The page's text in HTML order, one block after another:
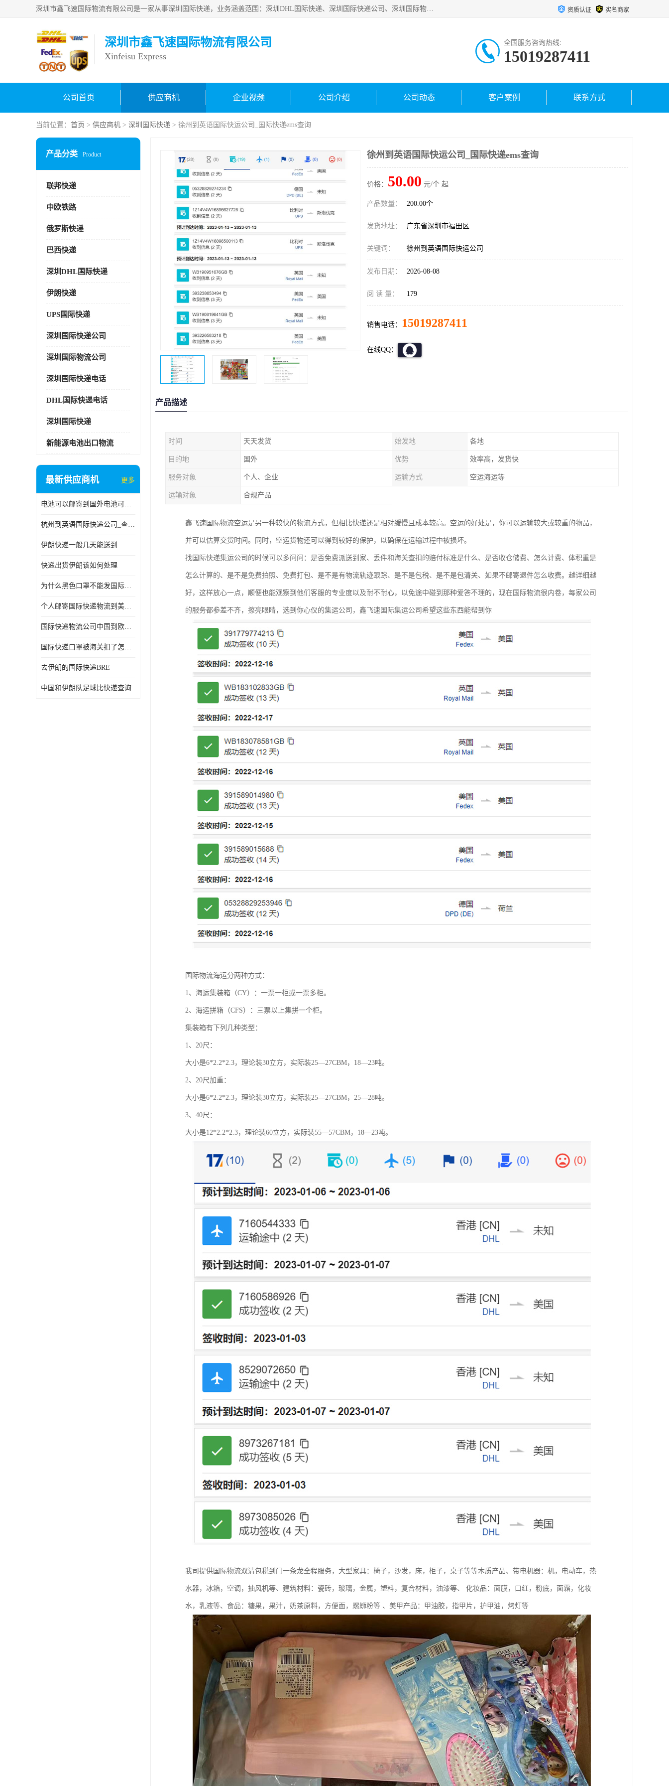
深圳市鑫飞速国际物流有限公司是一家从事深圳国际快递，业务涵盖范围：深圳DHL国际快递、深圳国际快递公司、深圳国际物流公司、深圳国际快递、深圳DHL国际快递电话可拨打全国服务热线：15019287411。欢迎各位亲来人来电到我司洽谈合作。 资质认证 实名商家
深圳市鑫飞速国际物流有限公司
Xinfeisu Express
全国服务咨询热线:
15019287411
公司首页 供应商机 企业视频 公司介绍 公司动态 客户案例 联系方式
当前位置： 首页 > 供应商机 > 深圳国际快递 > 徐州到英语国际快运公司_国际快递ems查询
产品分类 Product
联邦快递
中欧铁路
俄罗斯快递
巴西快递
深圳DHL国际快递
伊朗快递
UPS国际快递
深圳国际快递公司
深圳国际物流公司
深圳国际快递电话
DHL国际快递电话
深圳国际快递
新能源电池出口物流
最新供应商机 更多
电池可以邮寄到国外电池可以发国际物流手机电池可以邮寄到国外
杭州到英语国际快递公司_查国际快递
伊朗快递一般几天能送到
快递出货伊朗该如何处理
为什么黑色口罩不能发国际快递 国际寄口罩快递需要填写信息
个人邮寄国际快递物流到美加墨西哥英国比利时荷兰波兰意大利
国际快递物流公司中国到欧洲英国法国德国能寄铁路空运海运
国际快递口罩被海关扣了怎么办
去伊朗的国际快递BRE
中国和伊朗队足球比快递查询
徐州到英语国际快运公司_国际快递ems查询
价格： 50.00 元/个 起
产品数量： 200.00个
发货地址： 广东省深圳市福田区
关键词： 徐州到英语国际快运公司
发布日期： 2026-08-08
阅 读 量： 179
销售电话： 15019287411
在线QQ：
产品描述
时间 天天发货 始发地 各地
目的地 国外 优势 效率高，发货快
服务对象 个人、企业 运输方式 空运海运等
运输对象 合规产品
鑫飞速国际物流空运是另一种较快的物流方式，但相比快递还是相对缓慢且成本较高。空运的好处是，你可以运输较大或较重的物品，
并可以估算交货时间。同时，空运货物还可以得到较好的保护，以确保在运输过程中被损坏。
找国际快递集运公司的时候可以多问问：是否免费派送到家、丢件和海关查扣的赔付标准是什么、是否收仓储费、怎么计费、体积重是
怎么计算的、是不是免费拍照、免费打包、是不是有物流轨迹跟踪、是不是包税、是不是包清关、如果不邮寄退件怎么收费。越详细越
好，这样放心一点，顺便也能观察到他们客服的专业度以及耐不耐心，以免途中碰到那种爱答不理的，现在国际物流很内卷，每家公司
的服务都参差不齐，擦亮眼睛，选到你心仪的集运公司，鑫飞速国际集运公司希望这些东西能帮到你
国际物流海运分两种方式：
1、海运集装箱（CY）：一票一柜或一票多柜。
2、海运拼箱（CFS）：三票以上集拼一个柜。
集装箱有下列几种类型：
1、20尺：
大小是6*2.2*2.3，理论装30立方，实际装25—27CBM，18—23吨。
2、20尺加重：
大小是6*2.2*2.3，理论装30立方，实际装25—27CBM，25—28吨。
3、40尺：
大小是12*2.2*2.3，理论装60立方，实际装55—57CBM，18—23吨。
我司提供国际物流双清包税到门一条龙全程服务，大型家具：椅子，沙发，床，柜子，桌子等等木质产品、带电机器：机，电动车，热
水器，冰箱，空调，抽风机等、建筑材料：瓷砖，玻璃，金属，塑料，复合材料，油漆等、 化妆品：面膜，口红，粉底，面霜，化妆
水，乳液等、食品：糖果，果汁，奶茶原料，方便面，螺蛳粉等 、美甲产品：甲油胶，指甲片，护甲油，烤灯等